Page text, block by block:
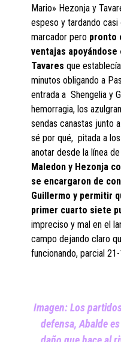
Mario» Hezonja y
espeso y tardando
marcador pero pronto
ventajas
Tavares que
minutos obligando a
entrada a Shengelia y
hemorragia, los
sendas canastas junto
sé por qué, pitada a
anotar desde la línea
Maledon y Hezonja
se encargaron de
Guillermo y permitir
primer cuarto siete
impreciso y mal en el
campo dejando claro
funcionando, parcial
Imagen: Los
defensa, Abalde